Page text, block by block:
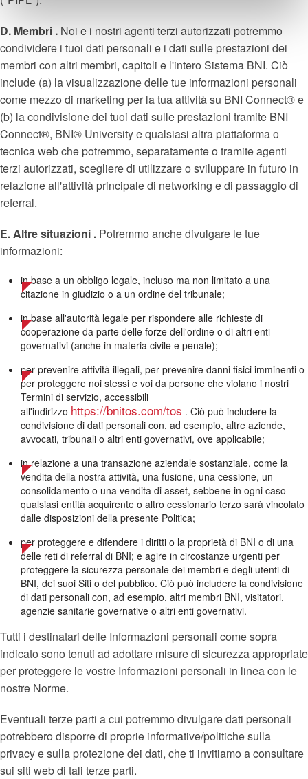
D. Membri . Noi e i nostri agenti terzi autorizzati potremmo
condividere i tuoi dati personali e i dati sulle prestazioni dei
membri con altri membri, capitoli e l'intero Sistema BNI. Ciò
include (a) la visualizzazione delle tue informazioni personali
come mezzo di marketing per la tua attività su BNI Connect® e
(b) la condivisione dei tuoi dati sulle prestazioni tramite BNI
Connect®, BNI® University e qualsiasi altra piattaforma o
tecnica web che potremmo, separatamente o tramite agenti
terzi autorizzati, scegliere di utilizzare o sviluppare in futuro in
relazione all'attività principale di networking e di passaggio di
referral.
E.Altre situazioni . Potremmo anche divulgare le tue
informazioni:
in base a un obbligo legale, incluso ma non limitato a una
citazione in giudizio o a un ordine del tribunale;
in base all'autorità legale per rispondere alle richieste di
cooperazione da parte delle forze dell'ordine o di altri enti
governativi (anche in materia civile e penale);
per prevenire attività illegali, per prevenire danni fisici imminenti o
per proteggere noi stessi e voi da persone che violano i nostri
Termini di servizio, accessibili
all'indirizzo https://bnitos.com/tos . Ciò può includere la
condivisione di dati personali con, ad esempio, altre aziende,
avvocati, tribunali o altri enti governativi, ove applicabile;
in relazione a una transazione aziendale sostanziale, come la
vendita della nostra attività, una fusione, una cessione, un
consolidamento o una vendita di asset, sebbene in ogni caso
qualsiasi entità acquirente o altro cessionario terzo sarà vincolato
dalle disposizioni della presente Politica;
per proteggere e difendere i diritti o la proprietà di BNI o di una
delle reti di referral di BNI; e agire in circostanze urgenti per
proteggere la sicurezza personale dei membri e degli utenti di
BNI, dei suoi Siti o del pubblico. Ciò può includere la condivisione
di dati personali con, ad esempio, altri membri BNI, visitatori,
agenzie sanitarie governative o altri enti governativi.
Tutti i destinatari delle Informazioni personali come sopra
indicato sono tenuti ad adottare misure di sicurezza appropriate
per proteggere le vostre Informazioni personali in linea con le
nostre Norme.
Eventuali terze parti a cui potremmo divulgare dati personali
potrebbero disporre di proprie informative/politiche sulla
privacy e sulla protezione dei dati, che ti invitiamo a consultare
sui siti web di tali terze parti.